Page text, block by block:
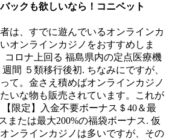
ックも欲しいなら！コニベット
は、すでに遊んでいるオンラインカ
オンラインカジノをおすすめしま
コロナ上回る 福島県内の定点医療機
間 ５類移行後初. ちなみにですが、
て。金さえ積めばオンラインカジノ
いな物も販売されています。これが
限定】入金不要ボーナス＄40＆最
または最大200%の福袋ボーナス. 仮
ンラインカジノは多いですが、その